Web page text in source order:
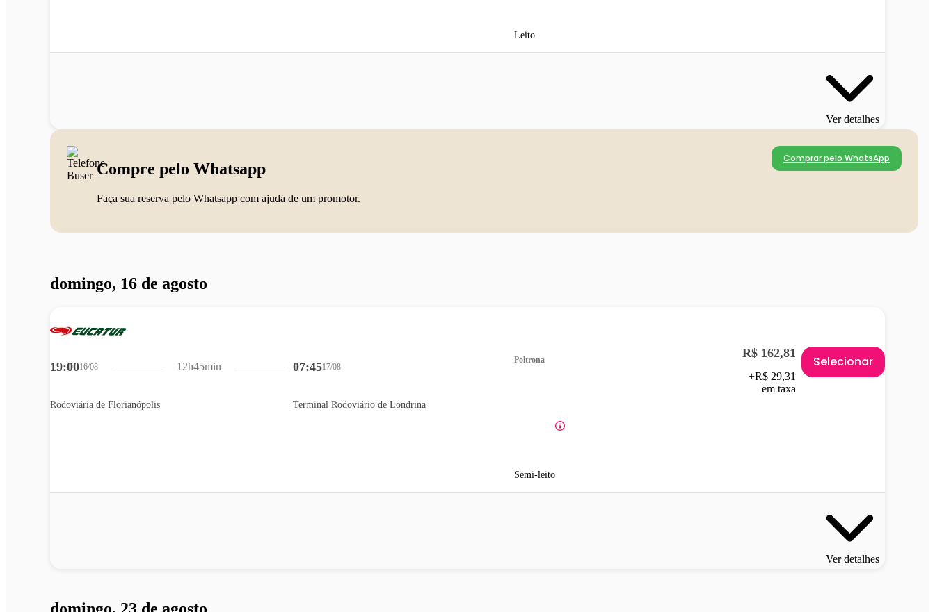
Leito
Ver detalhes
Compre pelo Whatsapp
Faça sua reserva pelo Whatsapp com ajuda de um promotor.
Comprar pelo WhatsApp
domingo, 16 de agosto
19:0016/08
Rodoviária de Florianópolis
07:4517/08
Terminal Rodoviário de Londrina
12h45min
Poltrona
Semi-leito
R$ 162,81
+R$ 29,31
em taxa
Selecionar
Ver detalhes